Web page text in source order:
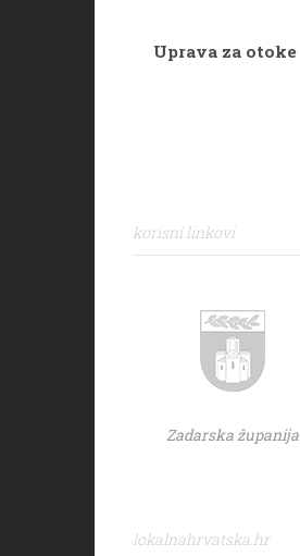
Uprava za otoke
korisni linkovi
Zadarska županija
lokalnahrvatska.hr